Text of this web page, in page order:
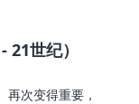
世纪）
次变得重要，